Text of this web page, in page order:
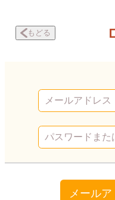
もどる
メール